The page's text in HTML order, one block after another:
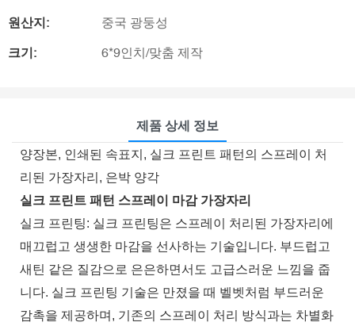
원산지: 중국 광둥성
크기: 6*9인치/맞춤 제작
제품 상세 정보
양장본, 인쇄된 속표지, 실크 프린트 패턴의 스프레이 처
리된 가장자리, 은박 양각
실크 프린트 패턴 스프레이 마감 가장자리
실크 프린팅: 실크 프린팅은 스프레이 처리된 가장자리에
매끄럽고 생생한 마감을 선사하는 기술입니다. 부드럽고
새틴 같은 질감으로 은은하면서도 고급스러운 느낌을 줍
니다. 실크 프린팅 기술은 만졌을 때 벨벳처럼 부드러운
감촉을 제공하며, 기존의 스프레이 처리 방식과는 차별화